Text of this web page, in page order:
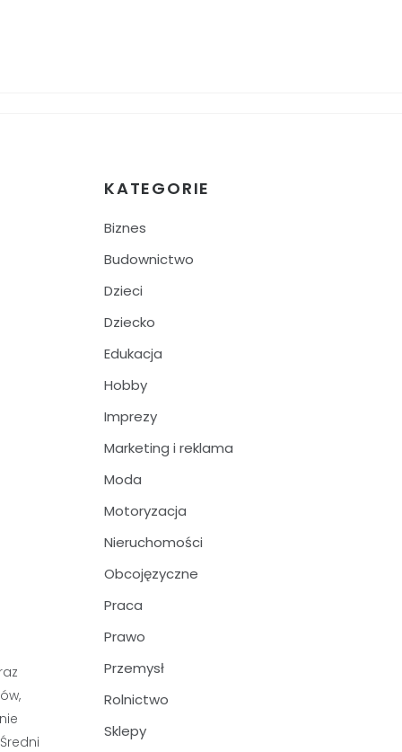
KATEGORIE
Biznes
Budownictwo
Dzieci
Dziecko
Edukacja
Hobby
Imprezy
Marketing i reklama
Moda
Motoryzacja
Nieruchomości
Obcojęzyczne
Praca
Prawo
Przemysł
Rolnictwo
Sklepy